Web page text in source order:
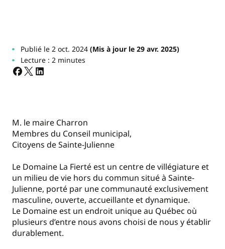
Publié le 2 oct. 2024(Mis à jour le 29 avr. 2025)
Lecture : 2 minutes
M. le maire Charron
Membres du Conseil municipal,
Citoyens de Sainte-Julienne
Le Domaine La Fierté est un centre de villégiature et
un milieu de vie hors du commun situé à Sainte-
Julienne, porté par une communauté exclusivement
masculine, ouverte, accueillante et dynamique.
Le Domaine est un endroit unique au Québec où
plusieurs d’entre nous avons choisi de nous y établir
durablement.